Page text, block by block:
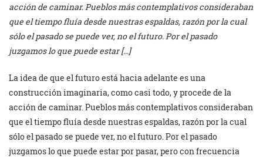
acción de caminar. Pueblos más contemplativos consideraban
que el tiempo fluía desde nuestras espaldas, razón por la cual
sólo el pasado se puede ver, no el futuro. Por el pasado
juzgamos lo que puede estar […]
La idea de que el futuro está hacia adelante es una
construcción imaginaria, como casi todo, y procede de la
acción de caminar. Pueblos más contemplativos consideraban
que el tiempo fluía desde nuestras espaldas, razón por la cual
sólo el pasado se puede ver, no el futuro. Por el pasado
juzgamos lo que puede estar por pasar, pero con frecuencia